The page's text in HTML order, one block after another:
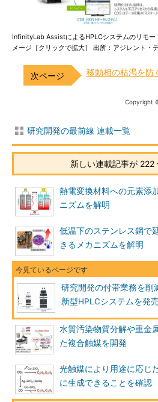
InfinityLab AssistによるHPLCシステムのリモー
メージ［クリックで拡大］ 出所：アジレント・
移動相の枯渇を防
Copyright
研究開発の最前線 連載一覧
新しい連載記事が 222
熱電変換材料への元素添
ニズムを解明
低温下のステンレス鋼で
きるメカニズムを解明
研究開発の付帯業務を削
新型HPLCシステムを発売
水質汚染物質分解や重金
た複合触媒を開発
光触媒により用途に応じ
に生成できることを確認